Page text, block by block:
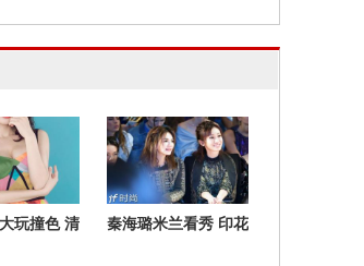
玩撞色 清 秦海璐米兰看秀 印花